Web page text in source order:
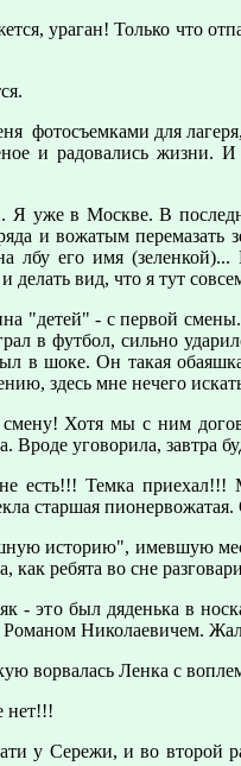
ураган! Только что
фотосъемками для
и радовались жизни.
Я уже в Москве. В
и вожатым
лбу его имя
делать вид, что я тут
"детей" - с первой
в футбол, сильно
в шоке. Он такая
здесь мне нечего
Хотя мы с ним
уговорила, завтра
есть!!! Темка
старшая
историю", имевшую
ребята во сне
- это был дяденька в
Романом Николаевичем.
ворвалась Ленка с
нет!!!
у Сережи, и во второй